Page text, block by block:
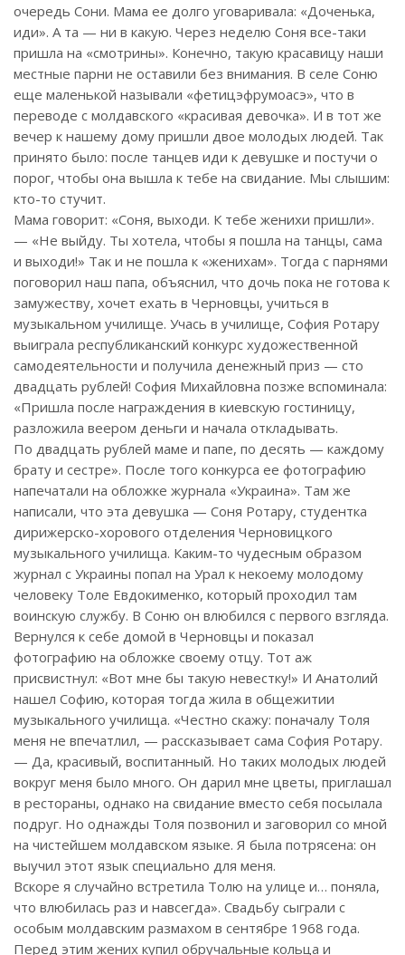
очередь Сони. Мама ее долго уговаривала: «Доченька,
иди». А та — ни в какую. Через неделю Соня все-таки
пришла на «смотрины». Конечно, такую красавицу наши
местные парни не оставили без внимания. В селе Соню
еще маленькой называли «фетицэфрумоасэ», что в
переводе с молдавского «красивая девочка». И в тот же
вечер к нашему дому пришли двое молодых людей. Так
принято было: после танцев иди к девушке и постучи о
порог, чтобы она вышла к тебе на свидание. Мы слышим:
кто-то стучит.
Мама говорит: «Соня, выходи. К тебе женихи пришли».
— «Не выйду. Ты хотела, чтобы я пошла на танцы, сама
и выходи!» Так и не пошла к «женихам». Тогда с парнями
поговорил наш папа, объяснил, что дочь пока не готова к
замужеству, хочет ехать в Черновцы, учиться в
музыкальном училище. Учась в училище, София Ротару
выиграла республиканский конкурс художественной
самодеятельности и получила денежный приз — сто
двадцать рублей! София Михайловна позже вспоминала:
«Пришла после награждения в киевскую гостиницу,
разложила веером деньги и начала откладывать.
По двадцать рублей маме и папе, по десять — каждому
брату и сестре». После того конкурса ее фотографию
напечатали на обложке журнала «Украина». Там же
написали, что эта девушка — Соня Ротару, студентка
дирижерско-хорового отделения Черновицкого
музыкального училища. Каким-то чудесным образом
журнал с Украины попал на Урал к некоему молодому
человеку Толе Евдокименко, который проходил там
воинскую службу. В Соню он влюбился с первого взгляда.
Вернулся к себе домой в Черновцы и показал
фотографию на обложке своему отцу. Тот аж
присвистнул: «Вот мне бы такую невестку!» И Анатолий
нашел Софию, которая тогда жила в общежитии
музыкального училища. «Честно скажу: поначалу Толя
меня не впечатлил, — рассказывает сама София Ротару.
— Да, красивый, воспитанный. Но таких молодых людей
вокруг меня было много. Он дарил мне цветы, приглашал
в рестораны, однако на свидание вместо себя посылала
подруг. Но однажды Толя позвонил и заговорил со мной
на чистейшем молдавском языке. Я была потрясена: он
выучил этот язык специально для меня.
Вскоре я случайно встретила Толю на улице и… поняла,
что влюбилась раз и навсегда». Свадьбу сыграли с
особым молдавским размахом в сентябре 1968 года.
Перед этим жених купил обручальные кольца и